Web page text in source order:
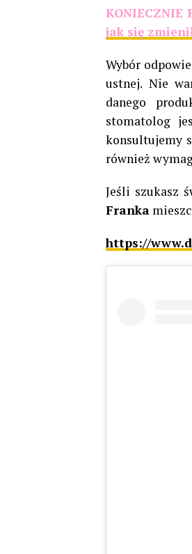
KONIECZNIE
jak się
Wybór
ustnej. Nie
danego
stomatolog
konsultujemy
również
Jeśli szukasz
Franka
https://